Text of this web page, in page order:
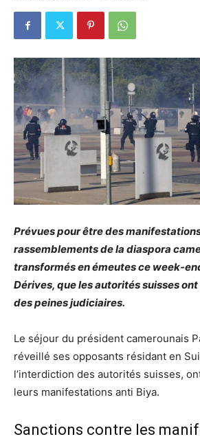
Prévues pour être des
rassemblements de la diaspora
transformés en émeutes ce week-
Dérives, que les autorités suisses
des peines judiciaires.
Le séjour du président camerounais
réveillé ses opposants résidant en
l’interdiction des autorités suisses,
leurs manifestations anti Biya.
Sanctions contre les